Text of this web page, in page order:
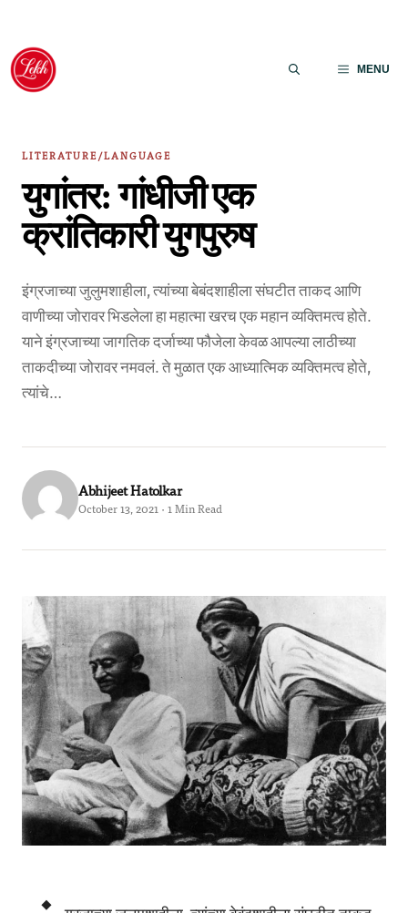
Skip
content
MENU
LITERATURE/LANGUAGE
युगांतर: गांधीजी एक
क्रांतिकारी युगपुरुष
इंग्रजाच्या जुलुमशाहीला, त्यांच्या बेबंदशाहीला संघटीत ताकद आणि
वाणीच्या जोरावर भिडलेला हा महात्मा खरच एक महान व्यक्तिमत्व होते.
याने इंग्रजाच्या जागतिक दर्जाच्या फौजेला केवळ आपल्या लाठीच्या
ताकदीच्या जोरावर नमवलं. ते मुळात एक आध्यात्मिक व्यक्तिमत्व होते,
त्यांचे…
Abhijeet Hatolkar
October 13, 2021 · 1 Min Read